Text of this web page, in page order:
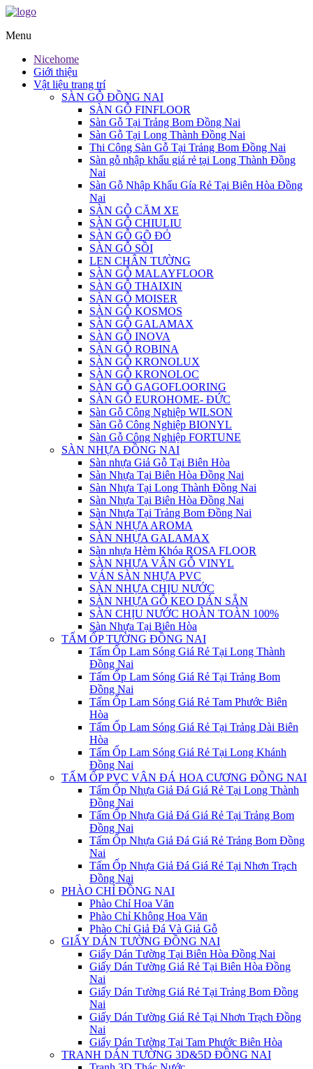
Menu
Nicehome
Giới thiệu
Vật liệu trang trí
SÀN GỖ ĐỒNG NAI
SÀN GỖ FINFLOOR
Sàn Gỗ Tại Trảng Bom Đồng Nai
Sàn Gỗ Tại Long Thành Đồng Nai
Thi Công Sàn Gỗ Tại Trảng Bom Đồng Nai
Sàn gỗ nhập khẩu giá rẻ tại Long Thành Đồng
Nai
Sàn Gỗ Nhập Khẩu Gía Rẻ Tại Biên Hòa Đồng
Nai
SÀN GỖ CĂM XE
SÀN GỖ CHIULIU
SÀN GỖ GÕ ĐỎ
SÀN GỖ SỒI
LEN CHÂN TƯỜNG
SÀN GỖ MALAYFLOOR
SÀN GỖ THAIXIN
SÀN GỖ MOISER
SÀN GỖ KOSMOS
SÀN GỖ GALAMAX
SÀN GỖ INOVA
SÀN GỖ ROBINA
SÀN GỖ KRONOLUX
SÀN GỖ KRONOLOC
SÀN GỖ GAGOFLOORING
SÀN GỖ EUROHOME- ĐỨC
Sàn Gỗ Công Nghiệp WILSON
Sàn Gỗ Công Nghiệp BIONYL
Sàn Gỗ Công Nghiệp FORTUNE
SÀN NHỰA ĐỒNG NAI
Sàn nhựa Giả Gỗ Tại Biên Hòa
Sàn Nhựa Tại Biên Hòa Đồng Nai
Sàn Nhựa Tại Long Thành Đồng Nai
Sàn Nhựa Tại Biên Hòa Đồng Nai
Sàn Nhựa Tại Trảng Bom Đồng Nai
SÀN NHỰA AROMA
SÀN NHỰA GALAMAX
Sàn nhựa Hèm Khóa ROSA FLOOR
SÀN NHỰA VÂN GỖ VINYL
VÁN SÀN NHỰA PVC
SÀN NHỰA CHỊU NƯỚC
SÀN NHỰA GỖ KEO DÁN SẴN
SÀN CHỊU NƯỚC HOÀN TOÀN 100%
Sàn Nhựa Tại Biên Hòa
TẤM ỐP TƯỜNG ĐỒNG NAI
Tấm Ốp Lam Sóng Giá Rẻ Tại Long Thành
Đồng Nai
Tấm Ốp Lam Sóng Giá Rẻ Tại Trảng Bom
Đồng Nai
Tấm Ốp Lam Sóng Giá Rẻ Tam Phước Biên
Hòa
Tấm Ốp Lam Sóng Giá Rẻ Tại Trảng Dài Biên
Hòa
Tấm Ốp Lam Sóng Giá Rẻ Tại Long Khánh
Đồng Nai
TẤM ỐP PVC VÂN ĐÁ HOA CƯƠNG ĐỒNG NAI
Tấm Ốp Nhựa Giả Đá Giá Rẻ Tại Long Thành
Đồng Nai
Tấm Ốp Nhựa Giả Đá Giá Rẻ Tại Trảng Bom
Đồng Nai
Tấm Ốp Nhựa Giả Đá Giá Rẻ Trảng Bom Đồng
Nai
Tấm Ốp Nhựa Giả Đá Giá Rẻ Tại Nhơn Trạch
Đồng Nai
PHÀO CHỈ ĐỒNG NAI
Phào Chỉ Hoa Văn
Phào Chỉ Không Hoa Văn
Phào Chỉ Giả Đá Và Giả Gỗ
GIẤY DÁN TƯỜNG ĐỒNG NAI
Giấy Dán Tường Tại Biên Hòa Đồng Nai
Giấy Dán Tường Giá Rẻ Tại Biên Hòa Đồng
Nai
Giấy Dán Tường Giá Rẻ Tại Trảng Bom Đồng
Nai
Giấy Dán Tường Giá Rẻ Tại Nhơn Trạch Đồng
Nai
Giấy Dán Tường Tại Tam Phước Biên Hòa
TRANH DÁN TƯỜNG 3D&5D ĐỒNG NAI